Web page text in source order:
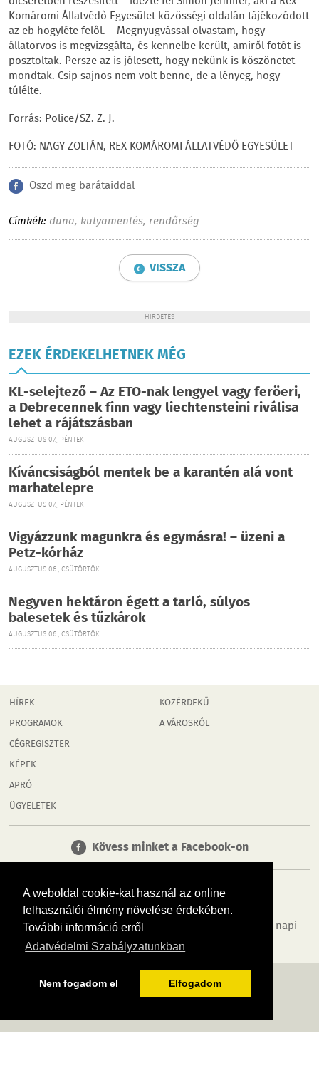
A weboldal cookie-kat használ az online
felhasználói élmény növelése érdekében.
További információ erről
Adatvédelmi Szabályzatunkban
Nem fogadom el Elfogadom
Komáromi Állatvédő Egyesület közösségi oldalán tájékozódott
az eb hogyléte felől. – Megnyugvással olvastam, hogy
állatorvos is megvizsgálta, és kennelbe került, amiről fotót is
posztoltak. Persze az is jólesett, hogy nekünk is köszönetet
mondtak. Csip sajnos nem volt benne, de a lényeg, hogy
túlélte.
Forrás: Police/SZ. Z. J.
FOTÓ: NAGY ZOLTÁN, REX KOMÁROMI ÁLLATVÉDŐ EGYESÜLET
Oszd meg barátaiddal
Címkék: duna, kutyamentés, rendőrség
VISSZA
HIRDETÉS
EZEK ÉRDEKELHETNEK MÉG
KL-selejtező – Az ETO-nak lengyel vagy feröeri,
a Debrecennek finn vagy liechtensteini riválisa
lehet a rájátszásban
AUGUSZTUS 07., PÉNTEK
Kíváncsiságból mentek be a karantén alá vont
marhatelepre
AUGUSZTUS 07., PÉNTEK
Vigyázzunk magunkra és egymásra! – üzeni a
Petz-kórház
AUGUSZTUS 06., CSÜTÖRTÖK
Negyven hektáron égett a tarló, súlyos
balesetek és tűzkárok
AUGUSZTUS 06., CSÜTÖRTÖK
HÍREK
PROGRAMOK
CÉGREGISZTER
KÉPEK
APRÓ
ÜGYELETEK
KÖZÉRDEKŰ
A VÁROSRÓL
Kövess minket a Facebook-on
Tudj meg többet városodról! Hírek, programok, képek, napi
menü, cégek…. és minden, ami Győr
MÉDIAAJÁNLÓ ADATVÉDELEM IMPRESSZUM RÓLUNK